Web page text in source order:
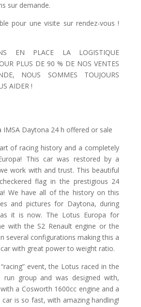
sur demande.
pour une visite sur rendez-vous !
EN PLACE LA LOGISTIQUE
PLUS DE 90 % DE NOS VENTES
NOUS SOMMES TOUJOURS
AIDER !
IMSA Daytona 24 h offered or sale
of racing history and a completely
This car was restored by a
work with and trust. This beautiful
flag in the prestigious 24
We have all of the history on this
and pictures for Daytona, during
it is now. The Lotus Europa for
with the S2 Renault engine or the
several configurations making this a
with great power to weight ratio.
event, the Lotus raced in the
run group and was designed with,
a Cosworth 1600cc engine and a
car is so fast, with amazing handling!